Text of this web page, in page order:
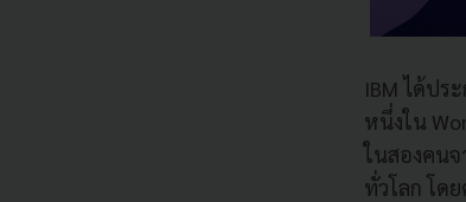
IBM ได้ปร
หนึ่งใน
ในสองคน
ทั่วโลก โด